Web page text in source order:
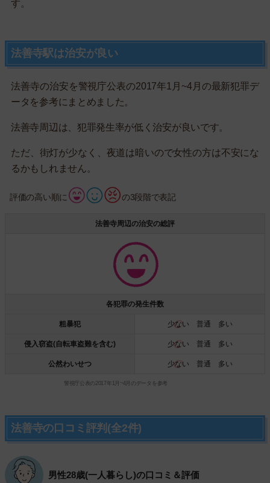
す。
法善寺駅は治安が良い
法善寺の治安を警視庁公表の2017年1月~4月の最新犯罪デ
ータを参考にまとめました。
法善寺周辺は、犯罪発生率が低く治安が良いです。
ただ、街灯が少なく、夜道は暗いので女性の方は不安にな
るかもしれません。
評価の高い順に の3段階で表記
法善寺周辺の治安の総評
各犯罪の発生件数
粗暴犯 少ない 普通 多い
侵入窃盗(自転車盗難を含む) 少ない 普通 多い
公然わいせつ 少ない 普通 多い
警視庁公表の2017年1月~4月のデータを参考
法善寺の口コミ評判(全2件)
男性28歳(一人暮らし)の口コミ＆評価